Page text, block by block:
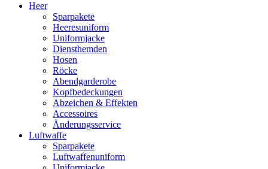
Heer
Sparpakete
Heeresuniform
Uniformjacke
Diensthemden
Hosen
Röcke
Abendgarderobe
Kopfbedeckungen
Abzeichen & Effekten
Accessoires
Änderungsservice
Luftwaffe
Sparpakete
Luftwaffenuniform